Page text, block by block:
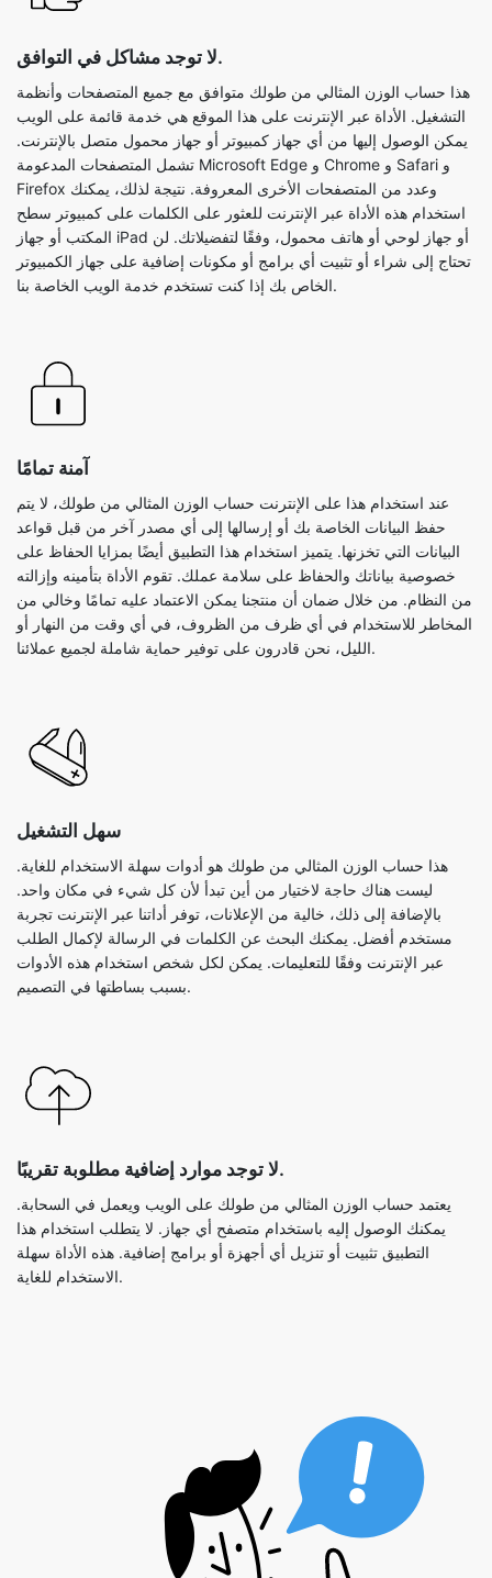
لا توجد مشاكل في التوافق.
هذا حساب الوزن المثالي من طولك متوافق مع جميع المتصفحات وأنظمة
التشغيل. الأداة عبر الإنترنت على هذا الموقع هي خدمة قائمة على الويب
يمكن الوصول إليها من أي جهاز كمبيوتر أو جهاز محمول متصل بالإنترنت.
تشمل المتصفحات المدعومة Microsoft Edge و Chrome و Safari و
Firefox وعدد من المتصفحات الأخرى المعروفة. نتيجة لذلك، يمكنك
استخدام هذه الأداة عبر الإنترنت للعثور على الكلمات على كمبيوتر سطح
المكتب أو جهاز iPad أو جهاز لوحي أو هاتف محمول، وفقًا لتفضيلاتك. لن
تحتاج إلى شراء أو تثبيت أي برامج أو مكونات إضافية على جهاز الكمبيوتر
الخاص بك إذا كنت تستخدم خدمة الويب الخاصة بنا.
آمنة تمامًا
عند استخدام هذا على الإنترنت حساب الوزن المثالي من طولك، لا يتم
حفظ البيانات الخاصة بك أو إرسالها إلى أي مصدر آخر من قبل قواعد
البيانات التي تخزنها. يتميز استخدام هذا التطبيق أيضًا بمزايا الحفاظ على
خصوصية بياناتك والحفاظ على سلامة عملك. تقوم الأداة بتأمينه وإزالته
من النظام. من خلال ضمان أن منتجنا يمكن الاعتماد عليه تمامًا وخالي من
المخاطر للاستخدام في أي ظرف من الظروف، في أي وقت من النهار أو
الليل، نحن قادرون على توفير حماية شاملة لجميع عملائنا.
سهل التشغيل
هذا حساب الوزن المثالي من طولك هو أدوات سهلة الاستخدام للغاية.
ليست هناك حاجة لاختيار من أين تبدأ لأن كل شيء في مكان واحد.
بالإضافة إلى ذلك، خالية من الإعلانات، توفر أداتنا عبر الإنترنت تجربة
مستخدم أفضل. يمكنك البحث عن الكلمات في الرسالة لإكمال الطلب
عبر الإنترنت وفقًا للتعليمات. يمكن لكل شخص استخدام هذه الأدوات
بسبب بساطتها في التصميم.
لا توجد موارد إضافية مطلوبة تقريبًا.
يعتمد حساب الوزن المثالي من طولك على الويب ويعمل في السحابة.
يمكنك الوصول إليه باستخدام متصفح أي جهاز. لا يتطلب استخدام هذا
التطبيق تثبيت أو تنزيل أي أجهزة أو برامج إضافية. هذه الأداة سهلة
الاستخدام للغاية.